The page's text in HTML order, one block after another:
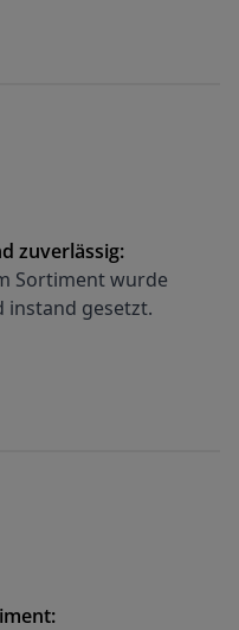
zuverlässig:
Sortiment wurde
instand gesetzt.